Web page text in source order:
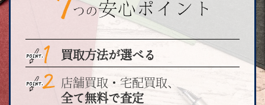
買取方法が選べる
店舗買取・宅配買取、
全て無料で査定